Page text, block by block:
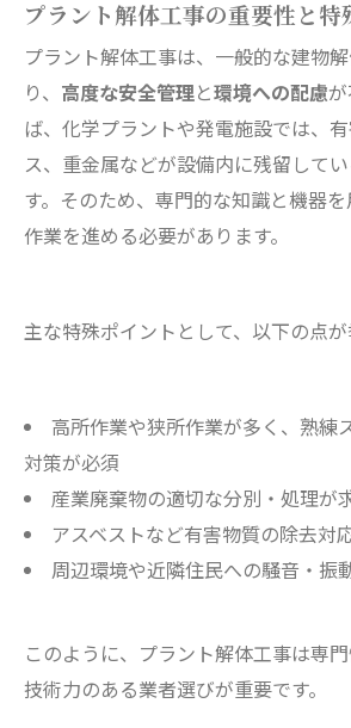
プラント解体工事の重要性と特
プラント解体工事は、一般的な建物
り、 高度な安全管理と環境への配慮
ば、化学プラントや発電施設では、
ス、重金属などが設備内に残留して
す。そのため、専門的な知識と機器
作業を進める必要があります。
主な特殊ポイントとして、以下の点が
高所作業や狭所作業が多く、熟練
対策が必須
産業廃棄物の適切な分別・処理が
アスベストなど有害物質の除去対
周辺環境や近隣住民への騒音・振
このように、プラント解体工事は専
技術力のある業者選びが重要です。